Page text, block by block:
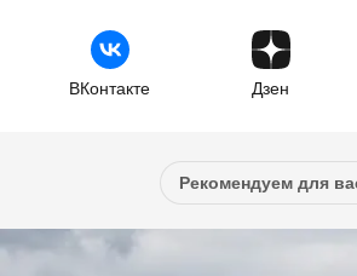
ВКонтакте Дзен
Рекомендуем для